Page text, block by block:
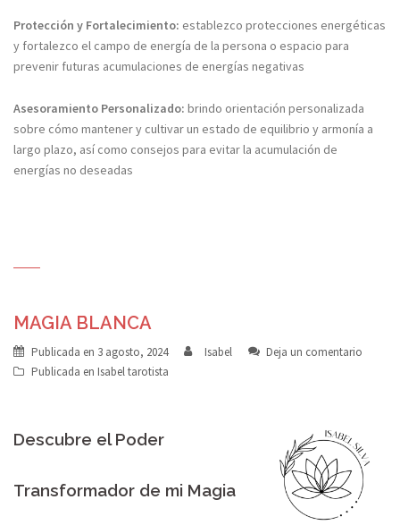
Protección y Fortalecimiento: establezco protecciones energéticas
y fortalezco el campo de energía de la persona o espacio para
prevenir futuras acumulaciones de energías negativas​
Asesoramiento Personalizado: brindo orientación personalizada
sobre cómo mantener y cultivar un estado de equilibrio y armonía a
largo plazo, así como consejos para evitar la acumulación de
energías no deseadas​
MAGIA BLANCA
Publicada en 3 agosto, 2024 Isabel
Deja un comentario
Publicada en Isabel tarotista
Descubre el Poder
Transformador de mi Magia